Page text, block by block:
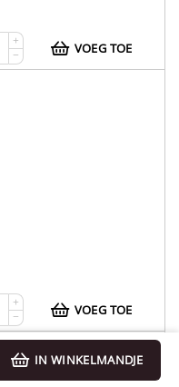
IN WINKELMANDJE
+
−
VOEG TOE
+
−
VOEG TOE